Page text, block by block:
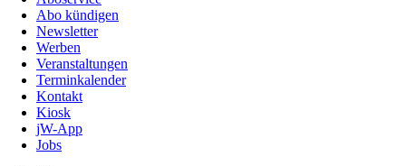
Abo kündigen
Newsletter
Werben
Veranstaltungen
Terminkalender
Kontakt
Kiosk
jW-App
Jobs